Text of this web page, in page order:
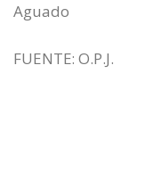
Aguado
FUENTE: O.P.J.